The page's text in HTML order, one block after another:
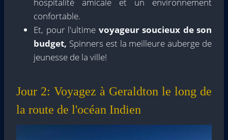
hospitalité amicale et un environnement
confortable.
Et, pour l'ultime voyageur soucieux de son
budget, Spinners est la meilleure auberge de
jeunesse de la ville!
Jour 2: Voyagez à Geraldton le long de
la route de l'océan Indien